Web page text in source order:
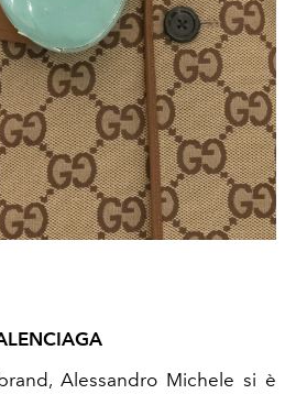
Alessandro Michele si è